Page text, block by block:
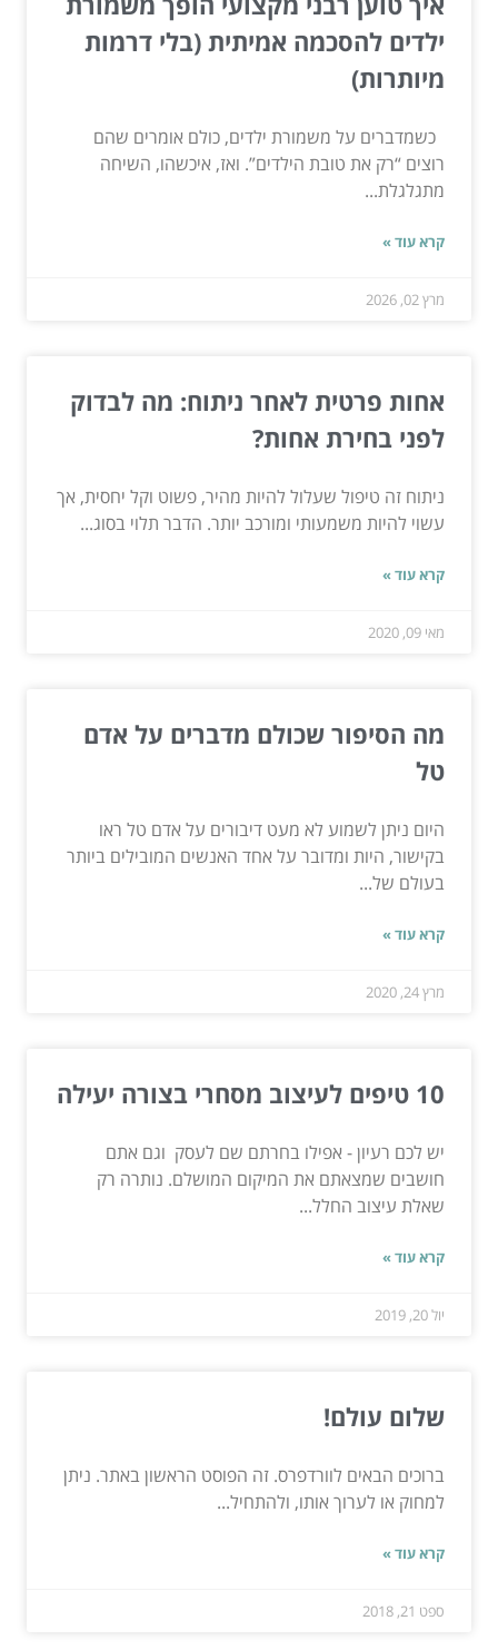
ילדים להסכמה אמיתית (בלי דרמות
מיותרות)
כשמדברים על משמורת ילדים, כולם אומרים שהם
רוצים “רק את טובת הילדים”. ואז, איכשהו, השיחה
מתגלגלת...
קרא עוד »
מרץ 02, 2026
אחות פרטית לאחר ניתוח: מה לבדוק
לפני בחירת אחות?
ניתוח זה טיפול שעלול להיות מהיר, פשוט וקל יחסית, אך
עשוי להיות משמעותי ומורכב יותר. הדבר תלוי בסוג...
קרא עוד »
מאי 09, 2020
מה הסיפור שכולם מדברים על אדם
טל
היום ניתן לשמוע לא מעט דיבורים על אדם טל ראו
בקישור, היות ומדובר על אחד האנשים המובילים ביותר
בעולם של...
קרא עוד »
מרץ 24, 2020
10 טיפים לעיצוב מסחרי בצורה יעילה
יש לכם רעיון - אפילו בחרתם שם לעסק וגם אתם
חושבים שמצאתם את המיקום המושלם. נותרה רק
שאלת עיצוב החלל...
קרא עוד »
יול 20, 2019
שלום עולם!
ברוכים הבאים לוורדפרס. זה הפוסט הראשון באתר. ניתן
למחוק או לערוך אותו, ולהתחיל...
קרא עוד »
ספט 21, 2018